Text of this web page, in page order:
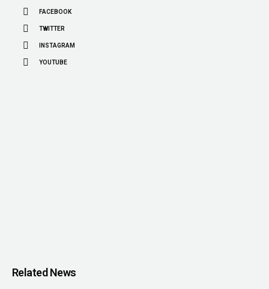
FACEBOOK
TWITTER
INSTAGRAM
YOUTUBE
Related News